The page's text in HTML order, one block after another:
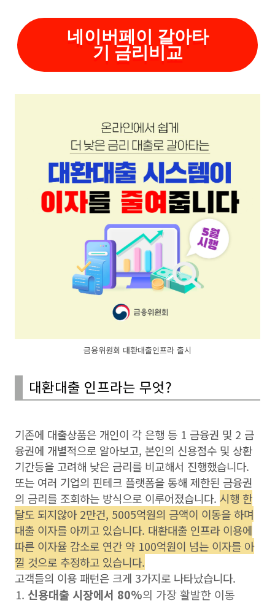
네이버페이 갈아타
기 금리비교
금융위원회 대환대출인프라 출시
대환대출 인프라는 무엇?
기존에 대출상품은 개인이 각 은행 등 1 금융권 및 2 금
융권에 개별적으로 알아보고, 본인의 신용점수 및 상환
기간등을 고려해 낮은 금리를 비교해서 진행했습니다.
또는 여러 기업의 핀테크 플랫폼을 통해 제한된 금융권
의 금리를 조회하는 방식으로 이루어졌습니다. 시행 한
달도 되지않아 2만건, 5005억원의 금액이 이동을 하며
대출 이자를 아끼고 있습니다. 대환대출 인프라 이용에
따른 이자율 감소로 연간 약 100억원이 넘는 이자를 아
낄 것으로 추정하고 있습니다.
고객들의 이용 패턴은 크게 3가지로 나타났습니다.
신용대출 시장에서 80%의 가장 활발한 이동